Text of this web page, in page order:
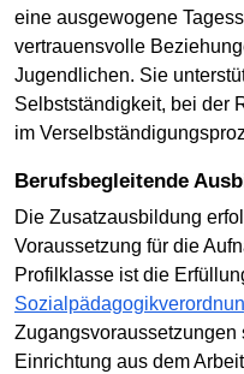
eine ausgewogene
vertrauensvolle
Jugendlichen. Sie
Selbstständigkeit, bei der
im
Berufsbegleitende
Die Zusatzausbildung
Voraussetzung für die
Profilklasse ist die
Zugangsvoraussetzungen
Einrichtung aus dem